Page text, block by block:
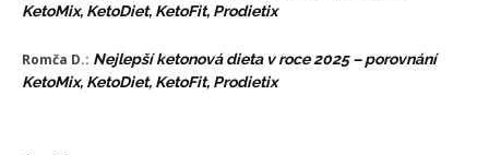
KetoMix, KetoDiet, KetoFit, Prodietix
Romča D.: Nejlepší ketonová dieta v roce 2025 – porovnání
KetoMix, KetoDiet, KetoFit, Prodietix